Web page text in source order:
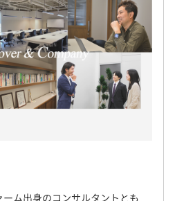
ム出身のコンサルタントとも